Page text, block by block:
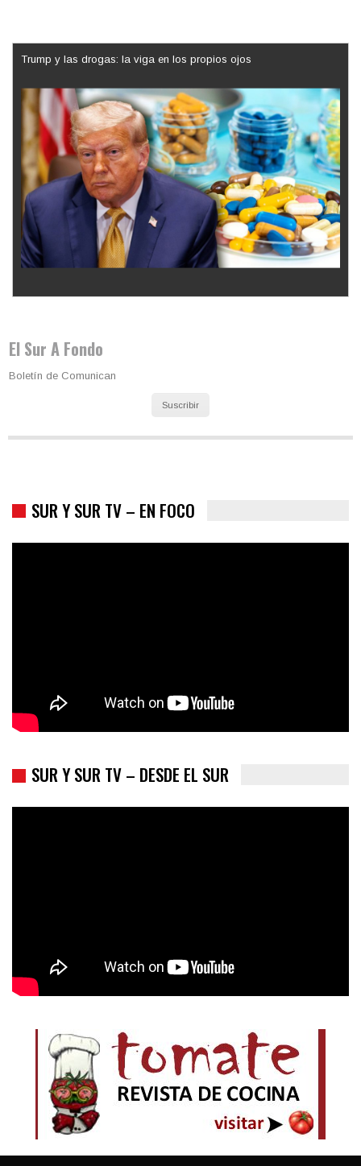
Trump y las drogas: la viga en los propios ojos
El Sur A Fondo
Boletín de Comunican
Suscribir
SUR Y SUR TV – EN FOCO
SUR Y SUR TV – DESDE EL SUR